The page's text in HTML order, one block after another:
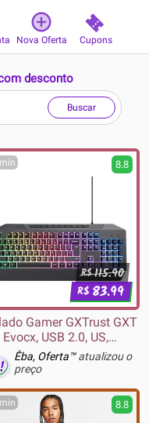
Nova Oferta Cupons
desconto
Buscar
8.8
R$115.90
R$ 83.99
Gamer GXTrust GXT
USB 2.0, US,
- 24722
Êba, Oferta™atualizou o
preço
8.8